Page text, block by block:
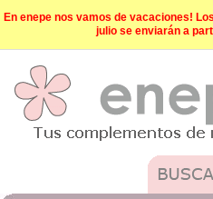
En enepe nos vamos de vacaciones!
julio se enviarán a